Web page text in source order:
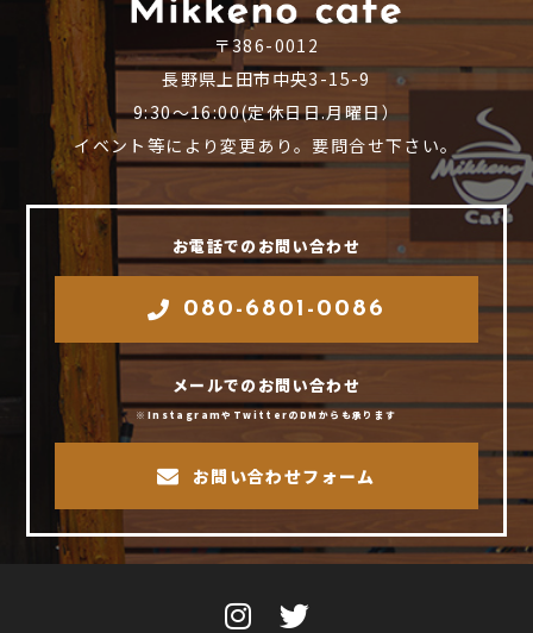
〒386-0012
長野県上田市中央3-15-9
9:30～16:00(定休日日.月曜日）
イベント等により変更あり。要問合せ下さい。
お電話でのお問い合わせ
080-6801-0086
メールでのお問い合わせ
※InstagramやTwitterのDMからも承ります
お問い合わせフォーム